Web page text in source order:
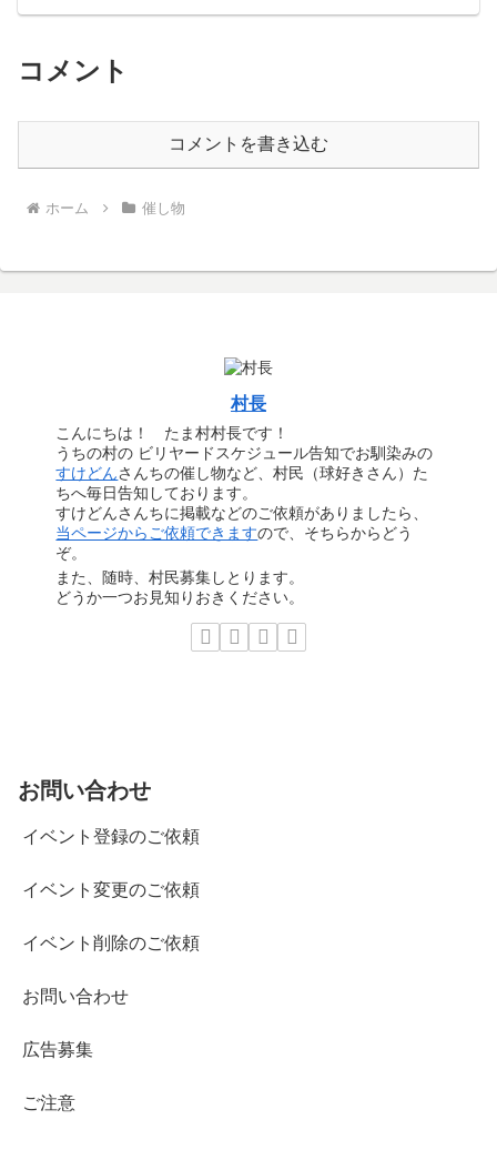
コメント
コメントを書き込む
ホーム 催し物
村長
こんにちは！ たま村村長です！
うちの村の ビリヤードスケジュール告知でお馴染みの
すけどんさんちの催し物など、村民（球好きさん）た
ちへ毎日告知しております。
すけどんさんちに掲載などのご依頼がありましたら、
当ページからご依頼できますので、そちらからどう
ぞ。
また、随時、村民募集しとります。
どうか一つお見知りおきください。
お問い合わせ
イベント登録のご依頼
イベント変更のご依頼
イベント削除のご依頼
お問い合わせ
広告募集
ご注意